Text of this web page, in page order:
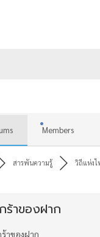
Members
สารพันความรู้ วิถีแห่งไ
ร้าของฝาก
าของฝาก